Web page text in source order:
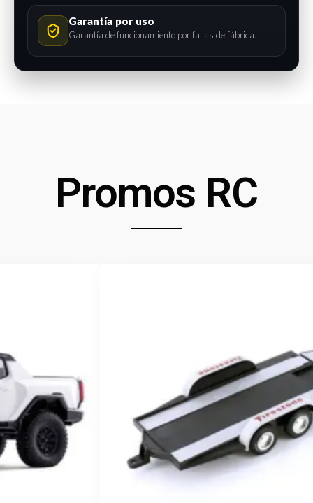
Garantía por uso
Garantía de funcionamiento por fallas de fábrica.
Promos RC